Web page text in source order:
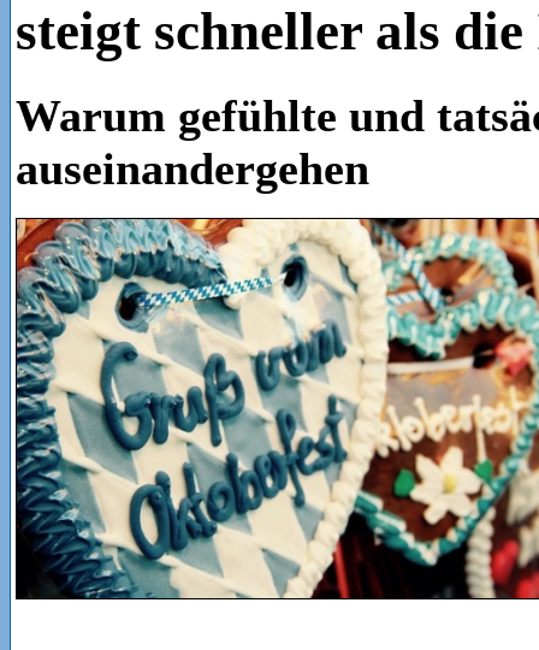
steigt schneller als
Warum gefühlte und
auseinandergehen